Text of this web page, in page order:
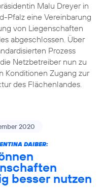
Malu Dreyer in
Pfalz eine Vereinbarung
von Liegenschaften
abgeschlossen. Über
Prozess
Netzbetreiber nun zu
Konditionen Zugang zur
des Flächenlandes.
2020
DAIBER:
besser nutzen